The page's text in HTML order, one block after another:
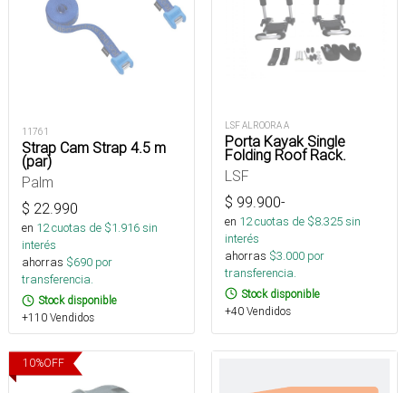
11761
Strap Cam Strap 4.5 m
(par)
Palm
$ 22.990
en 12cuotas de $1.916sin
interés
ahorras $690 por
transferencia.
Stock disponible
+110 Vendidos
LSF ALROORA A
Porta Kayak Single
Folding Roof Rack.
LSF
$ 99.900-
en 12cuotas de $8.325sin
interés
ahorras $3.000 por
transferencia.
Stock disponible
+40 Vendidos
10%OFF